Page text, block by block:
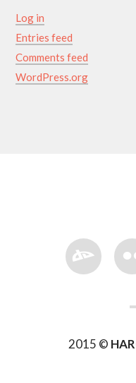
Log in
Entries feed
Comments feed
WordPress.org
J
2015 ©